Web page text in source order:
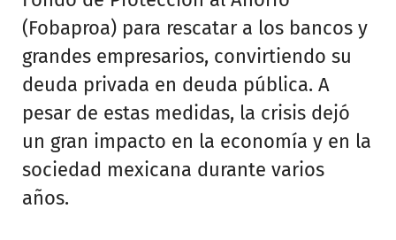
(Fobaproa) para rescatar a los bancos y
grandes empresarios, convirtiendo su
deuda privada en deuda pública. A
pesar de estas medidas, la crisis dejó
un gran impacto en la economía y en la
sociedad mexicana durante varios
años.